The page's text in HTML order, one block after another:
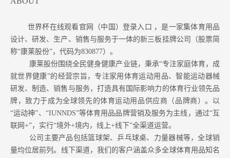
世界杯在线观看官网（中国）登录入口 ，是一家集体育用品
设计、研发、生产、销售与服务于一体的新三板挂牌公司（股票简
称“康莱股份”，代码为830877）。
康莱股份围绕全民健身健康产业链，秉承“专注家庭体育，成
就世界健康”的经营宗旨，专注家用体育运动用品、智能运动器械
研发、制造、销售与服务，打造具有国际影响力的体育行业领先品
牌，致力于成为全球领先的体育运动用品供应商（品牌商）。以
“运动神”、“IUNNDS”等体育用品品牌营销及服务为主线，通过“互
联网+”，实行“境外+境内，线上+线下”全渠道运营。
公司主要产品包括篮球架、乒乓球桌、力量器械等，全球销
量均位居前列。 线下渠道，我们的客户涵盖众多全球体育用品知名